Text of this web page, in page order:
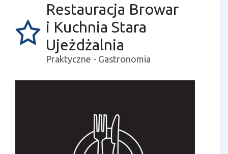
Restauracja Browar
i Kuchnia Stara
Ujeżdżalnia
Praktyczne - Gastronomia